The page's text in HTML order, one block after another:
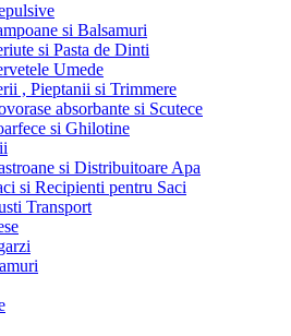
si Balsamuri
si Pasta de Dinti
Umede
, Pieptanii si Trimmere
absorbante si Scutece
si Ghilotine
si Distribuitoare Apa
si Recipienti pentru Saci
Transport